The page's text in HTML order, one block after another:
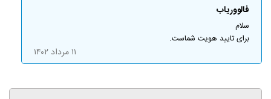
فالووریاب
سلام
برای تایید هویت شماست.
۱۱ مرداد ۱۴۰۲